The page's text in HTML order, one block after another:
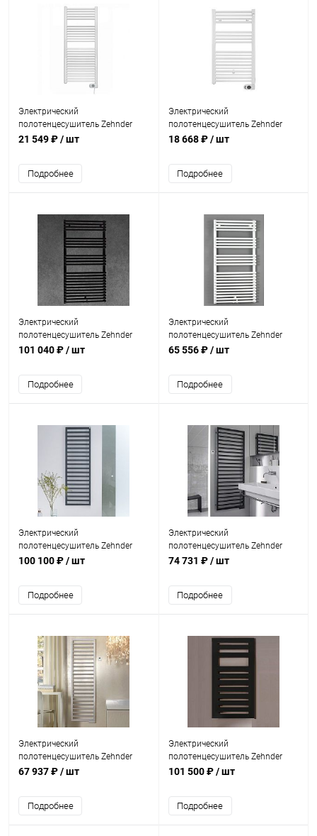
Электрический
полотенцесушитель Zehnder
Aura PBEZ-120-50/MQ Белый
21 549 ₽/ шт
Подробнее
Электрический
полотенцесушитель Zehnder
Aura PBEZ-090-50/MQ Белый
18 668 ₽/ шт
Подробнее
Электрический
полотенцесушитель Zehnder
Forma Spa LFE-120-050/GD
101 040 ₽/ шт
Подробнее
Электрический
полотенцесушитель Zehnder
Forma Spa LFE-120-050/GD
65 556 ₽/ шт
Подробнее
Электрический
полотенцесушитель Zehnder
Quaro QAE-140-045/GD Черный
100 100 ₽/ шт
Подробнее
Электрический
полотенцесушитель Zehnder
Subway SUBE-130-45/GD Черный
74 731 ₽/ шт
Подробнее
Электрический
полотенцесушитель Zehnder
Subway SUBE-130-45/GD Белый
67 937 ₽/ шт
Подробнее
Электрический
полотенцесушитель Zehnder
Metropolitan Spa METE-120-
101 500 ₽/ шт
Подробнее